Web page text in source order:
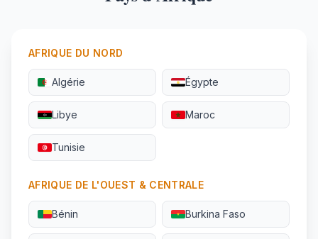
AFRIQUE DU NORD
Algérie Égypte
Libye Maroc
Tunisie
AFRIQUE DE L'OUEST & CENTRALE
Bénin Burkina Faso